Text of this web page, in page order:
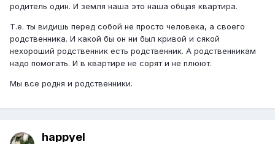
родитель один. И земля наша это наша общая квартира.
Т.е. ты видишь перед собой не просто человека, а своего
родственника. И какой бы он ни был кривой и сякой
нехороший родственник есть родственник. А родственникам
надо помогать. И в квартире не сорят и не плюют.
Мы все родня и родственники.
happyel